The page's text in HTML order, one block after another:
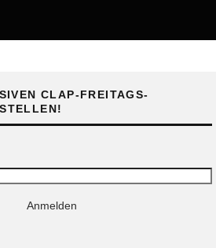
CLAP-FREITAGS-
Anmelden